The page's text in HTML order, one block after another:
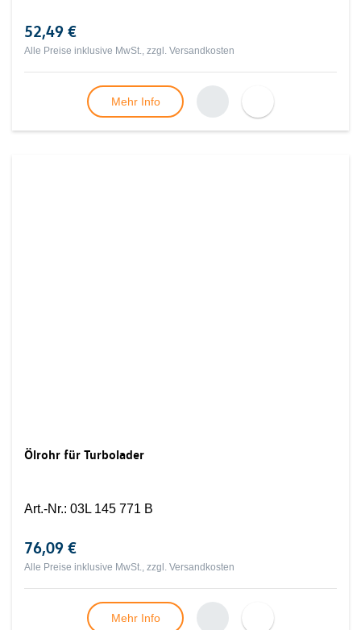
52,49 €
Alle Preise inklusive MwSt., zzgl. Versandkosten
Mehr Info
Ölrohr für Turbolader
Art.-Nr.: 03L 145 771 B
76,09 €
Alle Preise inklusive MwSt., zzgl. Versandkosten
Mehr Info